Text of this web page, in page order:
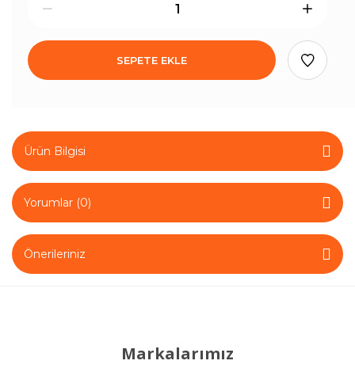
SEPETE EKLE
Ürün Bilgisi
Yorumlar (0)
Önerileriniz
Markalarımız